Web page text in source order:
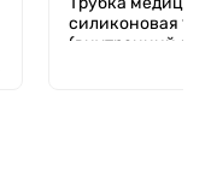
силиконовая 10
(внутренний